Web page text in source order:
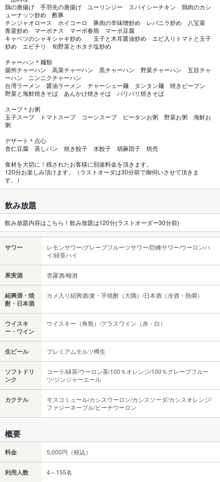
鶏の唐揚げ 手羽先の唐揚げ ユーリンジー スパイシーチキン 鶏肉のカシ
ューナッツ炒め 酢豚
チンジャオロース ホイコーロ 豚肉の辛味噌炒め レバニラ炒め 八宝菜
青菜炒め マーボナス マーボ春雨 マーボ豆腐
キャベツのシャキシャキ炒め 玉子と木耳醤油炒め エビ入りトマトと玉子
炒め エビチリ 旬野菜とホタテ塩炒め
チャーハン＊麺類
揚州チャーハン 高菜チャーハン 黒チャーハン 野菜チャーハン 五目チャ
ーハン ニンニクチャーハン
台湾ラーメン 醤油ラーメン チャーシュー麺 タンタン麺 焼きビーフン
野菜と海鮮焼きそば あんかけ焼きそば パリパリ焼きそば
スープ＊お粥
玉子スープ トマトスープ コーンスープ ピータンお粥 野菜お粥 海鮮お
粥
デザート＊点心
杏仁豆腐 蒸しパン 焼き餃子 水餃子 胡麻団子 焼売
食材を大切に！残されたお客様に別途料金を頂きます。
120分お楽しみ頂けます。（ラストオーダは30分前で御伺いさせて頂きま
す。）
飲み放題
飲み放題内容はこちら！飲み放題は120分(ラストオーダー30分前)
サワー
レモンサワー/グレープフルーツサワー/巨峰サワー/ウーロンハ
イ/緑茶ハイ
果実酒 杏露酒/梅酒
紹興酒・焼
酎・日本酒
カメ入り紹興酒/麦・芋焼酎（大隅）/日本酒（冷酒・熱燗）
ウイスキ
ー・ワイン
ウイスキー（角瓶）/グラスワイン（赤・白）
生ビール プレミアムモルツ樽生
ソフトドリ
ンク
コーラ/緑茶/ウーロン茶/100％オレンジ/100％グレープフルー
ツ/ジンジャーエール
カクテル
モスコミュール/カシスウーロン/カシスソーダ/カシスオレンジ/
ファジーネーブル/ピーチウーロン
概要
料金 5,000円（税込）
利用人数 4～155名